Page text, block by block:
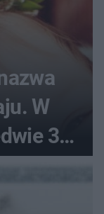
W
3